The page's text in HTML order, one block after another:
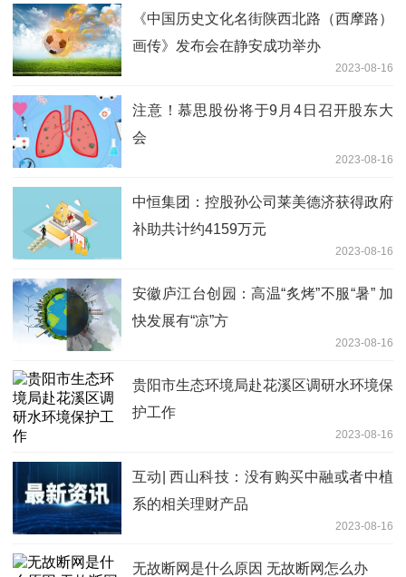
《中国历史文化名街陕西北路（西摩路）
画传》发布会在静安成功举办
2023-08-16
注意！慕思股份将于9月4日召开股东大
会
2023-08-16
中恒集团：控股孙公司莱美德济获得政府
补助共计约4159万元
2023-08-16
安徽庐江台创园：高温“炙烤”不服“暑” 加
快发展有“凉”方
2023-08-16
贵阳市生态环境局赴花溪区调研水环境保
护工作
2023-08-16
互动| 西山科技：没有购买中融或者中植
系的相关理财产品
2023-08-16
无故断网是什么原因 无故断网怎么办